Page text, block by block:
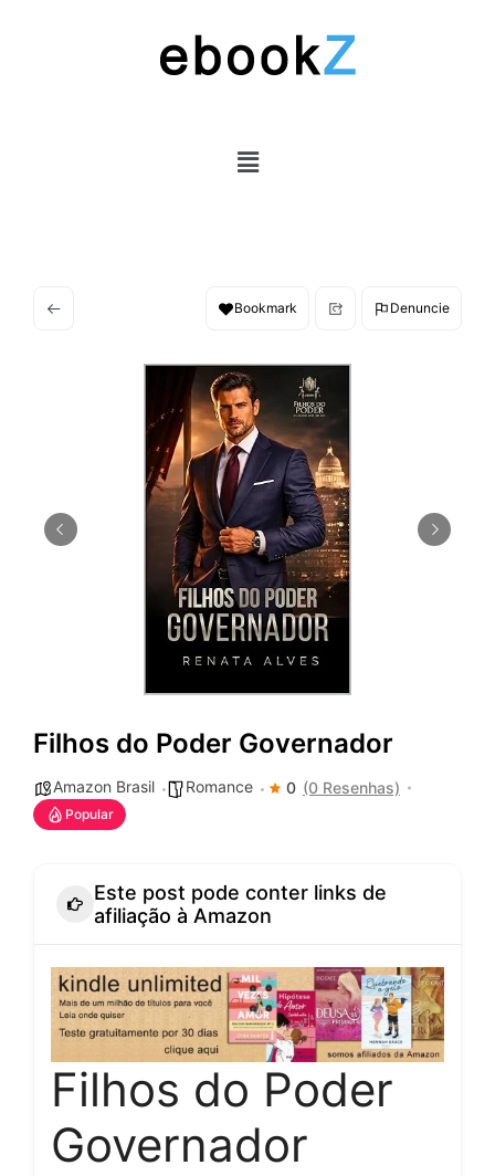
Bookmark Denuncie
Filhos do Poder Governador
Amazon Brasil Romance 0 (0 Resenhas)
Popular
Este post pode conter links de
afiliação à Amazon
Filhos do Poder
Governador